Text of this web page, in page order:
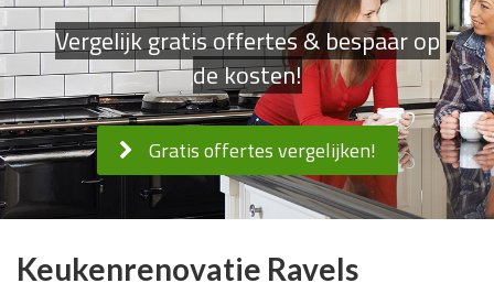
Vergelijk gratis offertes & bespaar op
de kosten!
Gratis offertes vergelijken!
Keukenrenovatie Ravels